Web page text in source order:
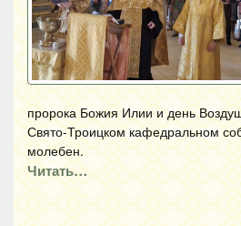
пророка Божия Илии и день
Свято-Троицком кафедральном
молебен.
Читать…